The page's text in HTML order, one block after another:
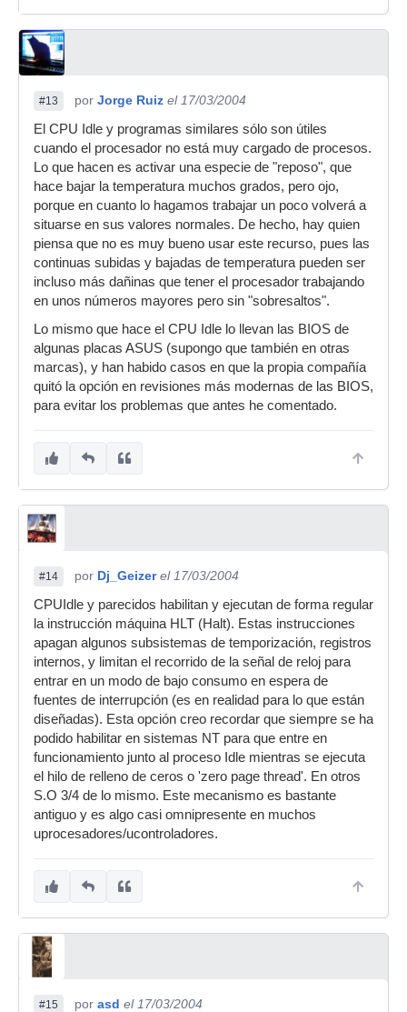
#13 por Jorge Ruiz el 17/03/2004
El CPU Idle y programas similares sólo son útiles
cuando el procesador no está muy cargado de procesos.
Lo que hacen es activar una especie de "reposo", que
hace bajar la temperatura muchos grados, pero ojo,
porque en cuanto lo hagamos trabajar un poco volverá a
situarse en sus valores normales. De hecho, hay quien
piensa que no es muy bueno usar este recurso, pues las
continuas subidas y bajadas de temperatura pueden ser
incluso más dañinas que tener el procesador trabajando
en unos números mayores pero sin "sobresaltos".
Lo mismo que hace el CPU Idle lo llevan las BIOS de
algunas placas ASUS (supongo que también en otras
marcas), y han habido casos en que la propia compañía
quitó la opción en revisiones más modernas de las BIOS,
para evitar los problemas que antes he comentado.
#14 por Dj_Geizer el 17/03/2004
CPUIdle y parecidos habilitan y ejecutan de forma regular
la instrucción máquina HLT (Halt). Estas instrucciones
apagan algunos subsistemas de temporización, registros
internos, y limitan el recorrido de la señal de reloj para
entrar en un modo de bajo consumo en espera de
fuentes de interrupción (es en realidad para lo que están
diseñadas). Esta opción creo recordar que siempre se ha
podido habilitar en sistemas NT para que entre en
funcionamiento junto al proceso Idle mientras se ejecuta
el hilo de relleno de ceros o 'zero page thread'. En otros
S.O 3/4 de lo mismo. Este mecanismo es bastante
antiguo y es algo casi omnipresente en muchos
uprocesadores/ucontroladores.
#15 por asd el 17/03/2004